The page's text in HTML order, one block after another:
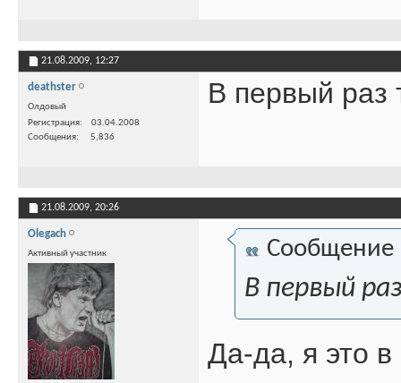
21.08.2009, 12:27
deathster
Олдовый
Регистрация
03.04.2008
Сообщения
5,836
В первый раз
21.08.2009, 20:26
Olegach
Активный участник Сообщение
В первый
Да-да, я это в